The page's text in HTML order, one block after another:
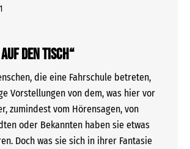
den Tisch“
die eine Fahrschule betreten,
Vorstellungen von dem, was hier vor
zumindest vom Hörensagen, von
oder Bekannten haben sie etwas
Doch was sie sich in ihrer Fantasie